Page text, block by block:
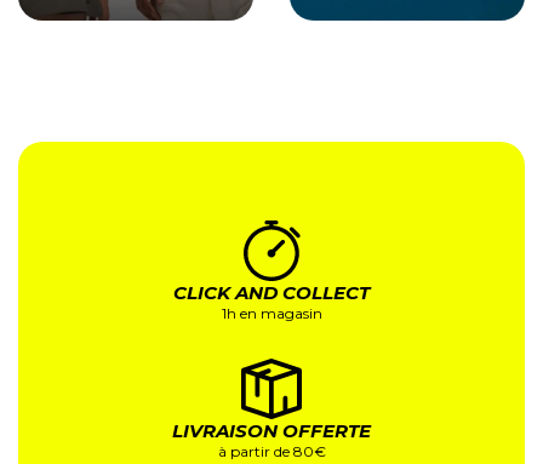
CLICK AND COLLECT
1h en magasin
LIVRAISON OFFERTE
à partir de 80€